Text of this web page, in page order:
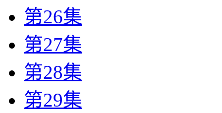
第26集
第27集
第28集
第29集